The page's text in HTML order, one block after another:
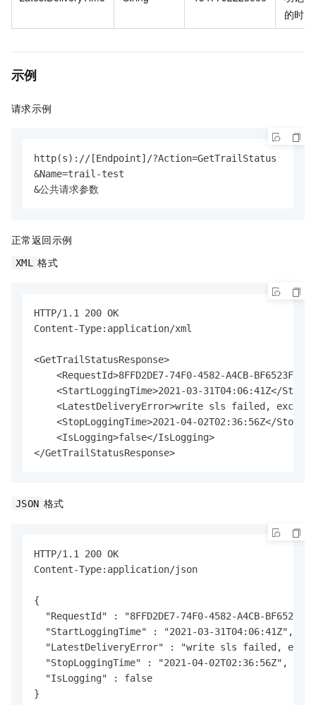
的时
示例
请求示例
http(s)://[Endpoint]/?Action=GetTrailStatus
&Name=trail-test
&公共请求参数
正常返回示例
XML 格式
HTTP/1.1 200 OK
Content-Type:application/xml
<GetTrailStatusResponse>
<RequestId>8FFD2DE7-74F0-4582-A4CB-
<StartLoggingTime>2021-03-31T04:06:41Z</
<LatestDeliveryError>write sls failed,
<StopLoggingTime>2021-04-02T02:36:56Z</
    <IsLogging>false</IsLogging>
</GetTrailStatusResponse>
JSON 格式
HTTP/1.1 200 OK
Content-Type:application/json
{
"RequestId" : "8FFD2DE7-74F0-4582-A4CB-
  "StartLoggingTime" : "2021-03-31T04:06:41Z",
"LatestDeliveryError" : "write sls failed,
  "StopLoggingTime" : "2021-04-02T02:36:56Z",
  "IsLogging" : false
}